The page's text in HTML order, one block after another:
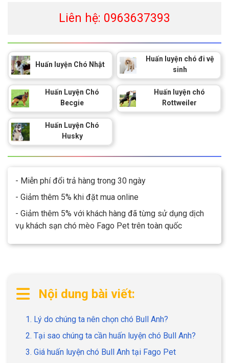
Liên hệ: 0963637393
Huấn luyện Chó Nhật
Huấn luyện chó đi vệ
sinh
Huấn Luyện Chó
Becgie
Huấn luyện chó
Rottweiler
Huấn Luyện Chó
Husky
- Miễn phí đổi trả hàng trong 30 ngày
- Giảm thêm 5% khi đặt mua online
- Giảm thêm 5% với khách hàng đã từng sử dụng dịch
vụ khách sạn chó mèo Fago Pet trên toàn quốc
Nội dung bài viết:
1. Lý do chúng ta nên chọn chó Bull Anh?
2. Tại sao chúng ta cần huấn luyện chó Bull Anh?
3. Giá huấn luyện chó Bull Anh tại Fago Pet